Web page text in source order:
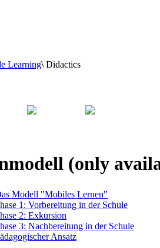
Learning\ Didactics
(only
Modell "Mobiles Lernen"
1: Vorbereitung in der Schule
2: Exkursion
3: Nachbereitung in der Schule
Ansatz